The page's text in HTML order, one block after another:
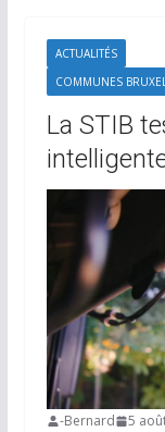
ACTUALITÉS
COMMUNES
La STIB
-Bernard 5